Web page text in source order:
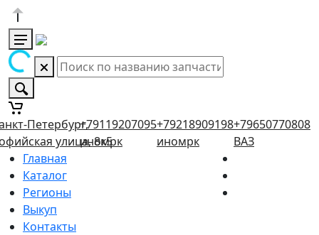
Петербург,
улица, 8к5
+79119207095
иномрк
+79218909198
иномрк
+79650770808
ВАЗ
Главная
Каталог
Регионы
Выкуп
Контакты